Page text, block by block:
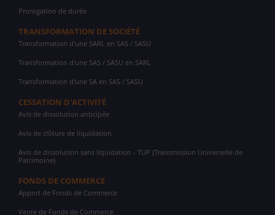
Prorogation de durée
TRANSFORMATION DE SOCIÉTÉ
Transformation d'une SARL en SAS / SASU
Transformation d'une SAS / SASU en SARL
Transformation d'une SA en SAS / SASU
CESSATION D'ACTIVITÉ
Avis de dissolution anticipée
Avis de clôture de liquidation
Avis de dissolution sans liquidation - TUP (Transmission Universelle de
Patrimoine)
FONDS DE COMMERCE
Apport de Fonds de Commerce
Vente de Fonds de Commerce